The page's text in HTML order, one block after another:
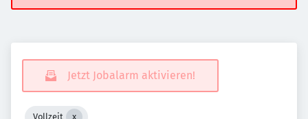
Jetzt Jobalarm aktivieren!
Vollzeit